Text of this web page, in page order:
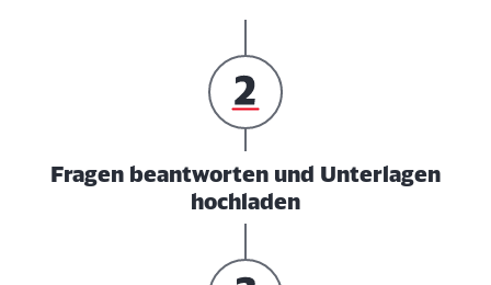
Fragen beantworten und Unterlagen
hochladen